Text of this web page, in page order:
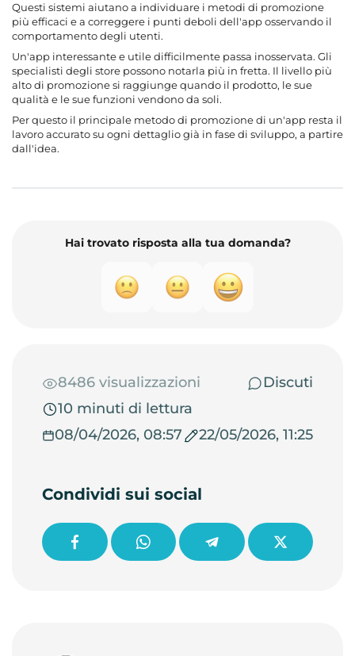
Questi sistemi aiutano a individuare i metodi di promozione
più efficaci e a correggere i punti deboli dell'app osservando il
comportamento degli utenti.
Un'app interessante e utile difficilmente passa inosservata. Gli
specialisti degli store possono notarla più in fretta. Il livello più
alto di promozione si raggiunge quando il prodotto, le sue
qualità e le sue funzioni vendono da soli.
Per questo il principale metodo di promozione di un'app resta il
lavoro accurato su ogni dettaglio già in fase di sviluppo, a partire
dall'idea.
Hai trovato risposta alla tua domanda?
8486 visualizzazioni
Discuti
10 minuti di lettura
08/04/2026, 08:57
22/05/2026, 11:25
Condividi sui social